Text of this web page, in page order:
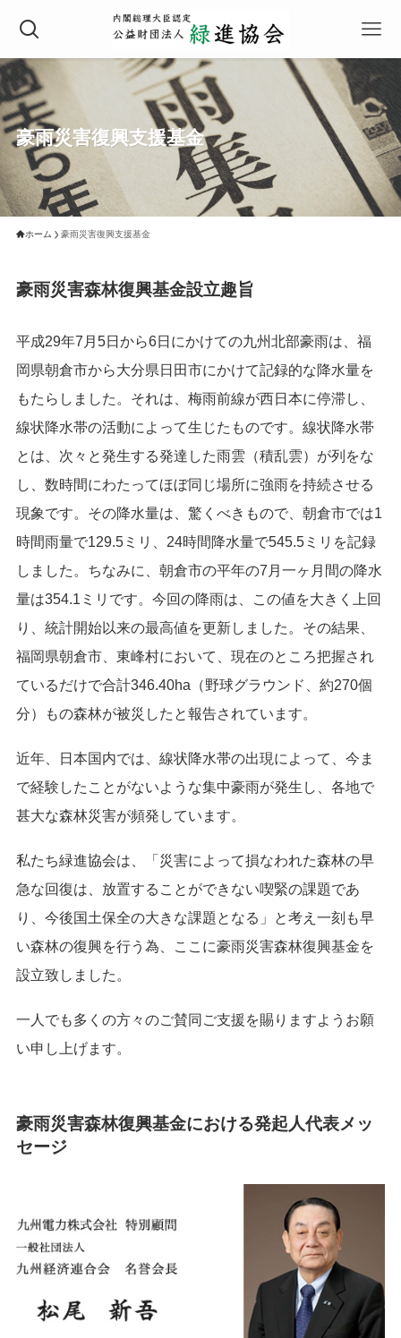
豪雨災害復興支援基金
ホーム 豪雨災害復興支援基金
豪雨災害森林復興基金設立趣旨
平成29年7月5日から6日にかけての九州北部豪雨は、福
岡県朝倉市から大分県日田市にかけて記録的な降水量を
もたらしました。それは、梅雨前線が西日本に停滞し、
線状降水帯の活動によって生じたものです。線状降水帯
とは、次々と発生する発達した雨雲（積乱雲）が列をな
し、数時間にわたってほぼ同じ場所に強雨を持続させる
現象です。その降水量は、驚くべきもので、朝倉市では1
時間雨量で129.5ミリ、24時間降水量で545.5ミリを記録
しました。ちなみに、朝倉市の平年の7月一ヶ月間の降水
量は354.1ミリです。今回の降雨は、この値を大きく上回
り、統計開始以来の最高値を更新しました。その結果、
福岡県朝倉市、東峰村において、現在のところ把握され
ているだけで合計346.40ha（野球グラウンド、約270個
分）もの森林が被災したと報告されています。
近年、日本国内では、線状降水帯の出現によって、今ま
で経験したことがないような集中豪雨が発生し、各地で
甚大な森林災害が頻発しています。
私たち緑進協会は、「災害によって損なわれた森林の早
急な回復は、放置することができない喫緊の課題であ
り、今後国土保全の大きな課題となる」と考え一刻も早
い森林の復興を行う為、ここに豪雨災害森林復興基金を
設立致しました。
一人でも多くの方々のご賛同ご支援を賜りますようお願
い申し上げます。
豪雨災害森林復興基金における発起人代表メッ
セージ